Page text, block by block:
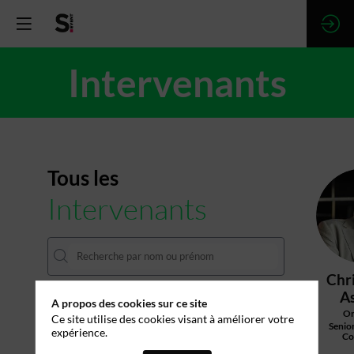
Intervenants
Tous les
Intervenants
A propos des cookies sur ce site
Ce site utilise des cookies visant à améliorer votre
expérience.